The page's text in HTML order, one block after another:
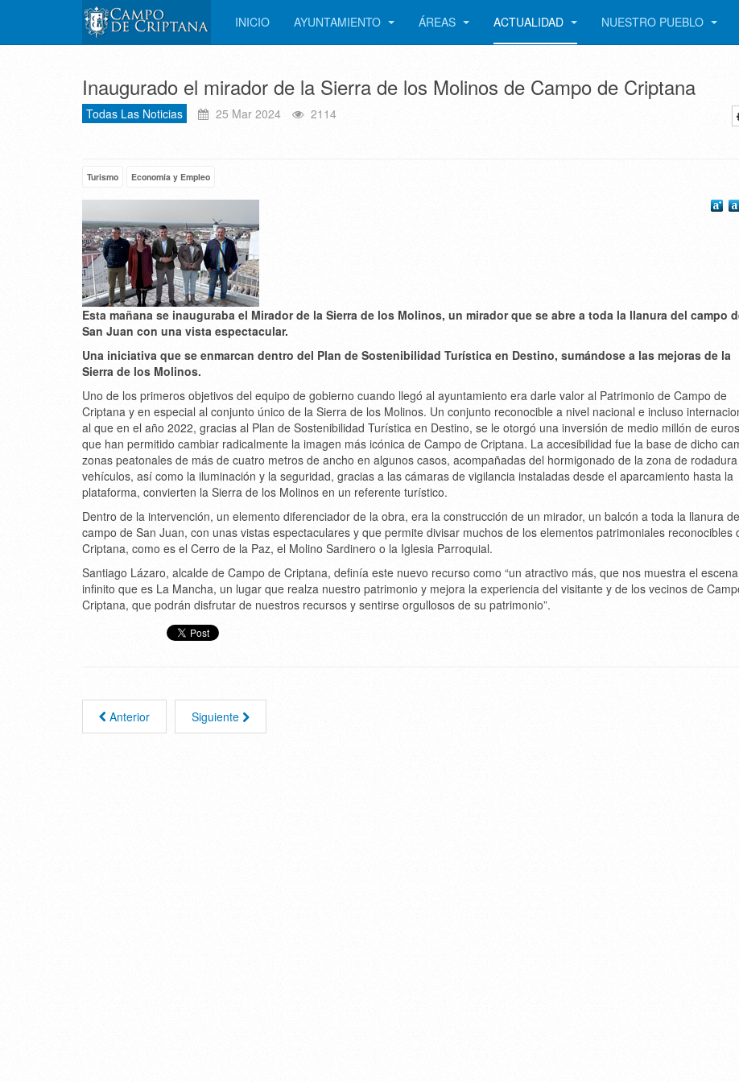
INICIO AYUNTAMIENTO ÁREAS ACTUALIDAD NUESTRO PUEBLO
Inaugurado el mirador de la Sierra de los Molinos de Campo de Criptana
Todas Las Noticias 25 Mar 2024 2114
Turismo Economía y Empleo
Esta mañana se inauguraba el Mirador de la Sierra de los Molinos, un mirador que se abre a toda la llanura del campo
San Juan con una vista espectacular.
Una iniciativa que se enmarcan dentro del Plan de Sostenibilidad Turística en Destino, sumándose a las mejoras de la
Sierra de los Molinos.
Uno de los primeros objetivos del equipo de gobierno cuando llegó al ayuntamiento era darle valor al Patrimonio de Campo de
Criptana y en especial al conjunto único de la Sierra de los Molinos. Un conjunto reconocible a nivel nacional e incluso
al que en el año 2022, gracias al Plan de Sostenibilidad Turística en Destino, se le otorgó una inversión de medio millón de
que han permitido cambiar radicalmente la imagen más icónica de Campo de Criptana. La accesibilidad fue la base de dicho
zonas peatonales de más de cuatro metros de ancho en algunos casos, acompañadas del hormigonado de la zona de
vehículos, así como la iluminación y la seguridad, gracias a las cámaras de vigilancia instaladas desde el aparcamiento hasta la
plataforma, convierten la Sierra de los Molinos en un referente turístico.
Dentro de la intervención, un elemento diferenciador de la obra, era la construcción de un mirador, un balcón a toda la llanura
campo de San Juan, con unas vistas espectaculares y que permite divisar muchos de los elementos patrimoniales reconocibles
Criptana, como es el Cerro de la Paz, el Molino Sardinero o la Iglesia Parroquial.
Santiago Lázaro, alcalde de Campo de Criptana, definía este nuevo recurso como “un atractivo más, que nos muestra el
infinito que es La Mancha, un lugar que realza nuestro patrimonio y mejora la experiencia del visitante y de los vecinos de
Criptana, que podrán disfrutar de nuestros recursos y sentirse orgullosos de su patrimonio”.
Anterior Siguiente